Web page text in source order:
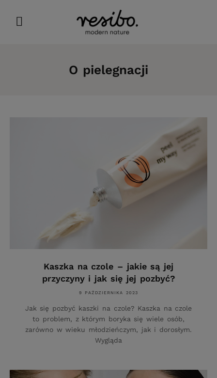
O pielegnacji
Kaszka na czole – jakie są jej
przyczyny i jak się jej pozbyć?
9 PAŹDZIERNIKA 2023
Jak się pozbyć kaszki na czole? Kaszka na czole
to problem, z którym boryka się wiele osób,
zarówno w wieku młodzieńczym, jak i dorosłym.
Wygląda